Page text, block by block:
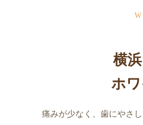
横
ホ
痛みが少なく、歯にやさ